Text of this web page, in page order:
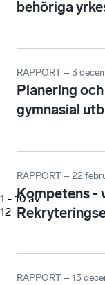
1 - 10 av
12
behöriga
RAPPORT – 3
Planering
gymnasial
RAPPORT – 22
Kompetens -
RAPPORT – 13